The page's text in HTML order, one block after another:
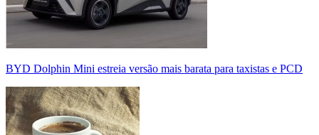
BYD Dolphin Mini estreia versão mais barata para taxistas e PCD